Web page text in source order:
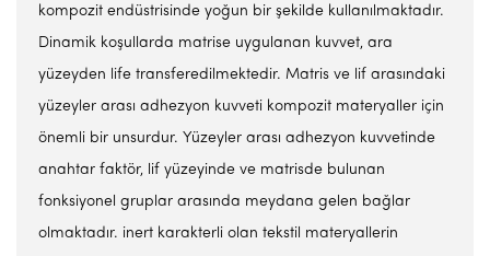
kompozit endüstrisinde yoğun bir şekilde kullanılmaktadır.
Dinamik koşullarda matrise uygulanan kuvvet, ara
yüzeyden life transferedilmektedir. Matris ve lif arasındaki
yüzeyler arası adhezyon kuvveti kompozit materyaller için
önemli bir unsurdur. Yüzeyler arası adhezyon kuvvetinde
anahtar faktör, lif yüzeyinde ve matrisde bulunan
fonksiyonel gruplar arasında meydana gelen bağlar
olmaktadır. inert karakterli olan tekstil materyallerin